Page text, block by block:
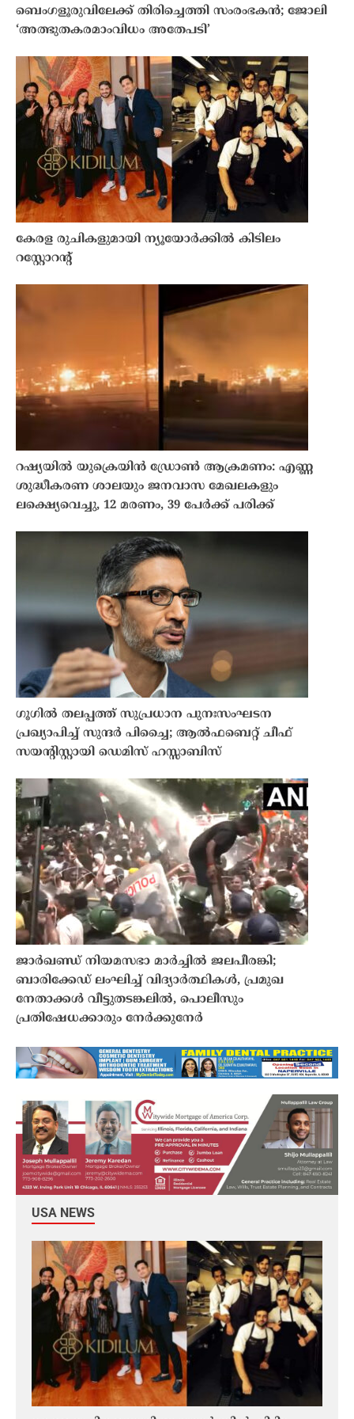
ബെംഗളൂരുവിലേക്ക് തിരിച്ചെത്തി സംരംഭകൻ; ജോലി
‘അത്ഭുതകരമാംവിധം അതേപടി’
കേരള രുചികളുമായി ന്യൂയോർക്കിൽ കിടിലം
റസ്റ്റോറൻ്റ്
റഷ്യയിൽ യുക്രെയിൻ ഡ്രോൺ ആക്രമണം: എണ്ണ
ശുദ്ധീകരണ ശാലയും ജനവാസ മേഖലകളും
ലക്ഷ്യെവെച്ചു, 12 മരണം, 39 പേർക്ക് പരിക്ക്
ഗൂഗിൽ തലപ്പത്ത് സുപ്രധാന പുനഃസംഘടന
പ്രഖ്യാപിച്ച് സുന്ദർ പിച്ചൈ; ആൽഫബെറ്റ് ചീഫ്
സയൻ്റിസ്റ്റായി ഡെമിസ് ഹസ്സാബിസ്
ജാർഖണ്ഡ് നിയമസഭാ മാർച്ചിൽ ജലപീരങ്കി;
ബാരിക്കേഡ് ലംഘിച്ച് വിദ്യാർത്ഥികൾ, പ്രമുഖ
നേതാക്കൾ വീട്ടുതടങ്കലിൽ, പൊലീസും
പ്രതിഷേധക്കാരും നേർക്കുനേർ
USA NEWS